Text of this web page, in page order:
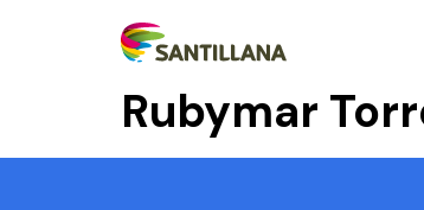
Rubymar